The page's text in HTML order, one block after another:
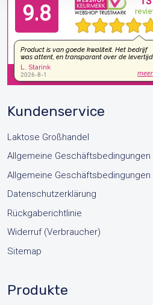
Kundenservice
Laktose Großhandel
Allgemeine
Allgemeine Geschäftsbedingungen
Datenschutzerklärung
Rückgaberichtlinie
Widerruf (Verbraucher)
Sitemap
Produkte